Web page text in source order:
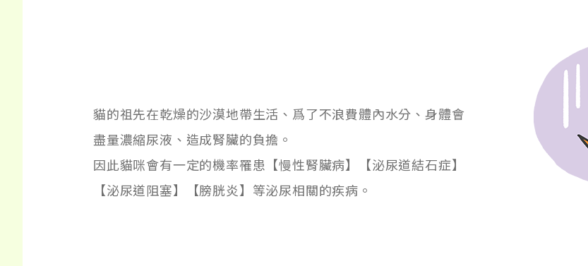
貓的祖先在乾燥的沙漠地帶生活、爲了不浪費體內水分、身體會
盡量濃縮尿液、造成腎臟的負擔。
因此貓咪會有一定的機率罹患【慢性腎臟病】【泌尿道結石症】
【泌尿道阻塞】【膀胱炎】等泌尿相關的疾病。